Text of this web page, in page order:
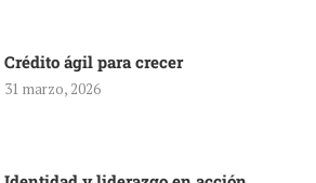
Crédito ágil para crecer
31 marzo, 2026